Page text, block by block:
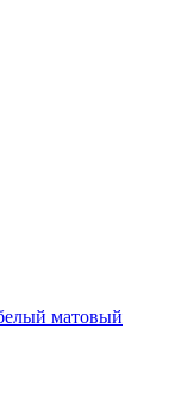
матовый